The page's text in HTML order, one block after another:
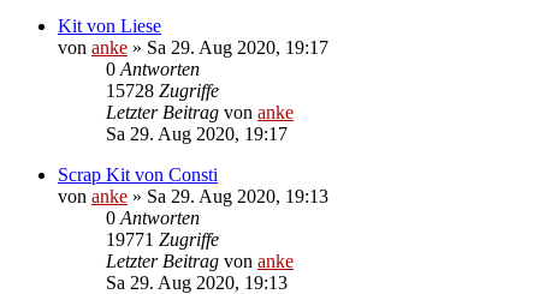
Kit von Liese
von anke » Sa 29. Aug 2020, 19:17
0 Antworten
15728 Zugriffe
Letzter Beitrag von anke
Sa 29. Aug 2020, 19:17
Scrap Kit von Consti
von anke » Sa 29. Aug 2020, 19:13
0 Antworten
19771 Zugriffe
Letzter Beitrag von anke
Sa 29. Aug 2020, 19:13